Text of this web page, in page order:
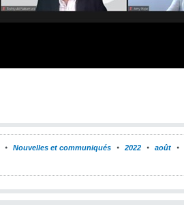
Nouvelles et communiqués 2022 août